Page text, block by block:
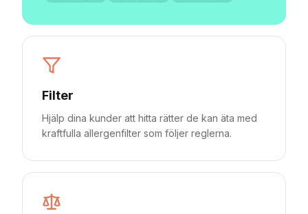
Filter
Hjälp dina kunder att hitta rätter de kan äta med
kraftfulla allergenfilter som följer reglerna.